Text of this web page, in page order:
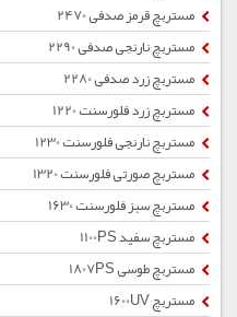
مستربچ قرمز صدفی 2470
مستربچ نارنجی صدفی 2290
مستربچ زرد صدفی 2280
مستربچ زرد فلورسنت 1220
مستربچ نارنجی فلورسنت 1230
مستربچ صورتی فلورسنت 1320
مستربچ سبز فلورسنت 1630
مستربچ سفید 1100PS
مستربچ طوسی 1807PS
مستربچ 1600UV